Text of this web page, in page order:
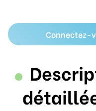
Connectez-